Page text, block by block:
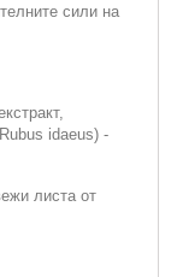
сили на
idaeus) -
листа от